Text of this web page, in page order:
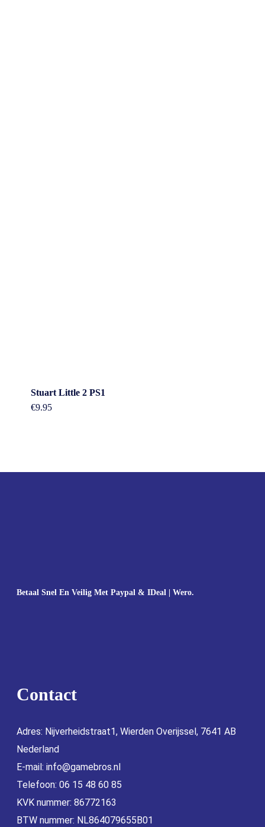
Stuart Little 2 PS1
€9.95
Betaal Snel En Veilig Met Paypal & IDeal | Wero.
Contact
Adres: Nijverheidstraat1, Wierden Overijssel, 7641 AB
Nederland
E-mail: info@gamebros.nl
Telefoon: 06 15 48 60 85
KVK nummer: 86772163
BTW nummer: NL864079655B01